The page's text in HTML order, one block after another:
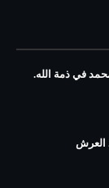
في ذمة الله.
العرش